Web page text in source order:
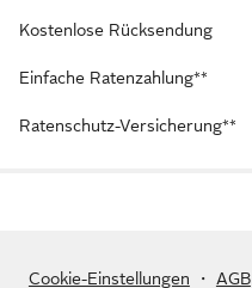
Kostenlose Rücksendung
Einfache Ratenzahlung**
Ratenschutz-Versicherung**
Cookie-Einstellungen ・ AGB